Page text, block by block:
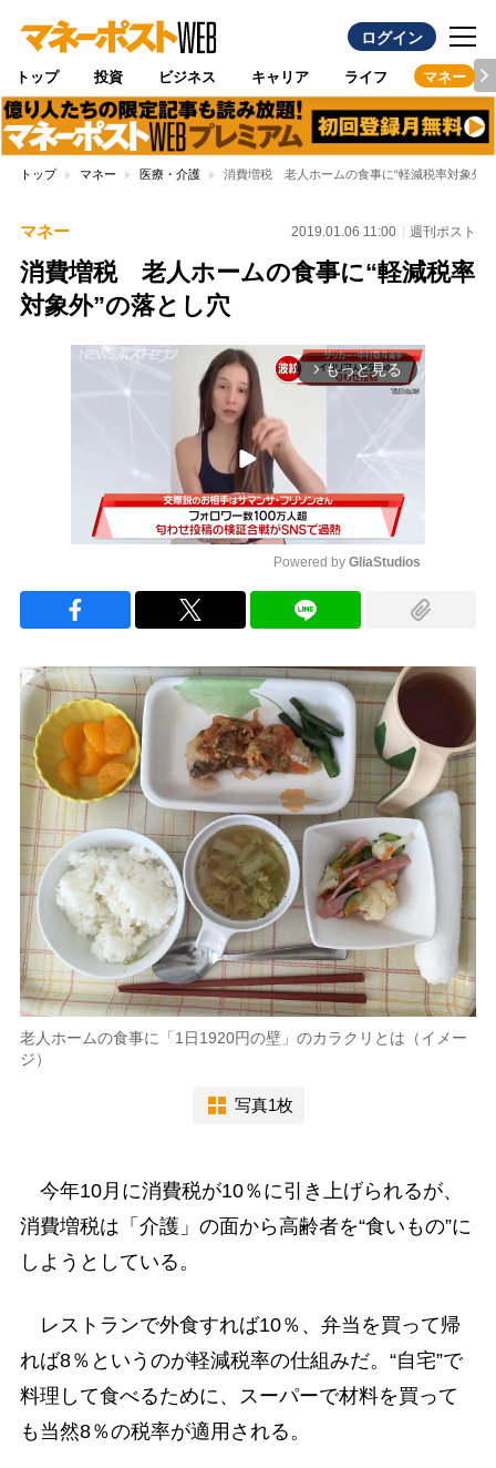
ログイン
トップ 投資 ビジネス キャリア ライフ マネー
トップ マネー 医療・介護 消費増税 老人ホームの食事に“軽減税率対象外”
マネー 2019.01.06 11:00 週刊ポスト
消費増税 老人ホームの食事に“軽減税率
対象外”の落とし穴
arrow_forward_ios もっと見る
Powered by GliaStudios
老人ホームの食事に「1日1920円の壁」のカラクリとは（イメー
ジ）
写真1枚
今年10月に消費税が10％に引き上げられるが、
消費増税は「介護」の面から高齢者を“食いもの”に
しようとしている。
レストランで外食すれば10％、弁当を買って帰
れば8％というのが軽減税率の仕組みだ。“自宅”で
料理して食べるために、スーパーで材料を買って
も当然8％の税率が適用される。